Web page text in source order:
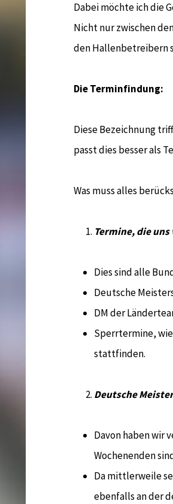
Dabei möchte ich die
Nicht nur zwischen
den Hallenbetreibern
Die Terminfindung:
Diese Bezeichnung
passt dies besser als
Was muss alles
Termine, die uns
Dies sind alle
Deutsche
DM der
Sperrtermine,
stattfinden.
Deutsche
Davon haben wir
Wochenenden
Da mittlerweile
ebenfalls an der